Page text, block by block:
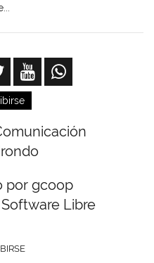
por gcoop
Libre